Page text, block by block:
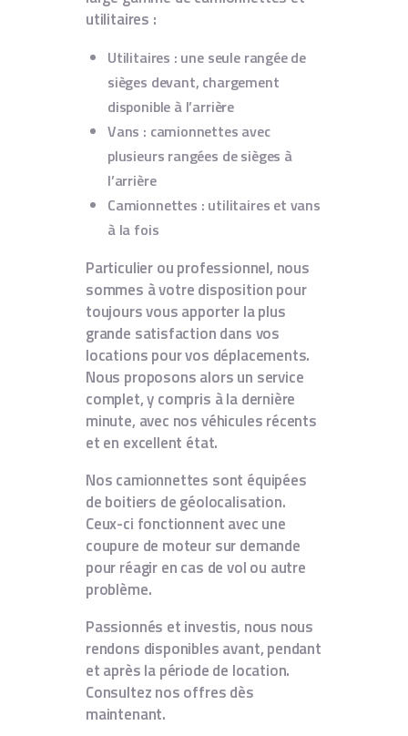
utilitaires :
Utilitaires : une seule rangée de
sièges devant, chargement
disponible à l’arrière
Vans : camionnettes avec
plusieurs rangées de sièges à
l’arrière
Camionnettes : utilitaires et vans
à la fois
Particulier ou professionnel, nous
sommes à votre disposition pour
toujours vous apporter la plus
grande satisfaction dans vos
locations pour vos déplacements.
Nous proposons alors un service
complet, y compris à la dernière
minute, avec nos véhicules récents
et en excellent état.
Nos camionnettes sont équipées
de boitiers de géolocalisation.
Ceux-ci fonctionnent avec une
coupure de moteur sur demande
pour réagir en cas de vol ou autre
problème.
Passionnés et investis, nous nous
rendons disponibles avant, pendant
et après la période de location.
Consultez nos offres dès
maintenant.